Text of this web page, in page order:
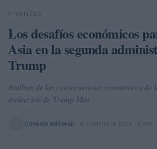
Buscar
FINANZAS
Los desafíos económicos
Asia en la segunda
Trump
Análisis de las consecuencias económicas de
reelección de Trump Más
Consejo editorial 16 noviembre 2024 · 3 min